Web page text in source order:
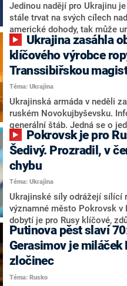
Jedinou nadějí pro Ukrajinu
stále trvat na svých cílech
americké dohody, tak může
prezidenta Donalda Trumpa,
pokračovat v podpoře
CNN Prima NEWS to řekl
Mikulecký. Podle něj evropští
nadcházejícím jednání v
silný hlas, protože pro
Evropa není rovnocenným
klíčového výrobce
Transsibiřskou
Téma: Ukrajina
Ukrajinská armáda v neděli
ruském Novokujbyševsku.
generální štáb. Jedná se o
ruských producentů ropy
tyto dvě společnosti uvalil v
Kromě rafinerie se údajně
dronů ruské jednotky Rubikon
Kromě vojenských cílů vede
především na energetické a
Šedivý. Prozradil, v
chybu
Téma: Ukrajina
Ukrajinské síly odrážejí sílící
významné město Pokrovsk v
dobytí je pro Rusy klíčové,
Prima NEWS generál a bývalý
štábu Armády ČR Jiří Šedivý.
dokonce nasadil speciální
za chybu.
Putinova pěst slaví
Gerasimov je miláček
zločinec
Téma: Rusko